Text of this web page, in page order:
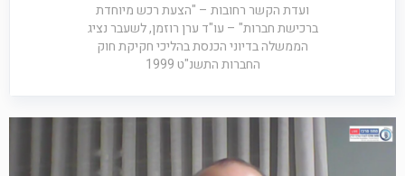
ועדת הקשר רחובות – "הצעת רכש מיוחדת
ברכישת חברות" – עו"ד ערן רוזמן, לשעבר נציג
הממשלה בדיוני הכנסת בהליכי חקיקת חוק
החברות התשנ"ט 1999